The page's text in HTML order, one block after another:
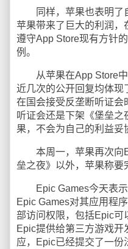
同样，苹果也表明了
苹果带来了巨大的利润，
遵守App Store现有方针
例。
从苹果在App Store中
近几次的公开回复均体现
在国会接受反垄断听证会
听证会还是下架《堡垒
果，不会为自己的利益妥
本周一，苹果再次向
垒之夜》以外，苹果称要
Epic Games今天表示
Epic Games对其应用程
部访问权限，包括Epic可
Epic提供给第三方游戏开
应，Epic已经提交了一份